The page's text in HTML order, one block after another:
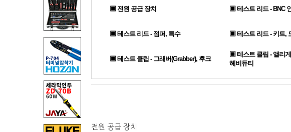
▣ 전원 공급 장치 ▣ 테스트 리드 - BNC
▣ 테스트 리드 - 점퍼, 특수 ▣ 테스트 리드 - 키트,
▣ 테스트 클립 - 그래버(Grabber), 후크
▣ 테스트 클립 - 앨리
헤비듀티
전원 공급 장치